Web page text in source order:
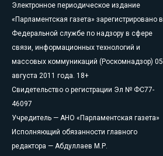
Электронное периодическое издание
«Парламентская газета» зарегистрировано в
Федеральной службе по надзору в сфере
связи, информационных технологий и
массовых коммуникаций (Роскомнадзор) 05
августа 2011 года. 18+
Свидетельство о регистрации Эл № ФС77-
46097
Учредитель — АНО «Парламентская газета»
Исполняющий обязанности главного
редактора — Абдуллаев М.Р.